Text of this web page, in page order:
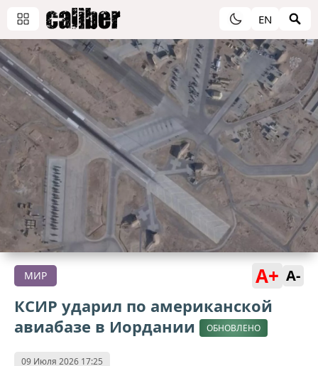
EN
МИР A+ A-
КСИР ударил по американской
авиабазе в Иордании
ОБНОВЛЕНО
09 Июля 2026 17:25